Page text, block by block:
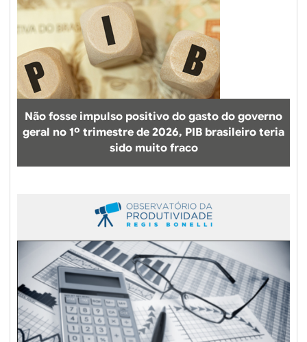
Não fosse impulso positivo do gasto do governo
geral no 1º trimestre de 2026, PIB brasileiro teria
sido muito fraco